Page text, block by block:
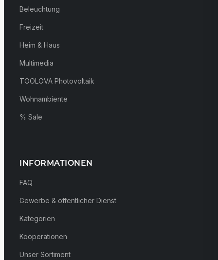
Beleuchtung
Freizeit
Heim & Haus
Multimedia
TOOLOVA Photovoltaik
Wohnambiente
% Sale
INFORMATIONEN
FAQ
Gewerbe & öffentlicher Dienst
Kategorien
Kooperationen
Unser Sortiment